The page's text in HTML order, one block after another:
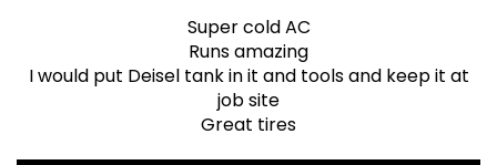
Super cold AC
Runs amazing
I would put Deisel tank in it and tools and keep it at
job site
Great tires